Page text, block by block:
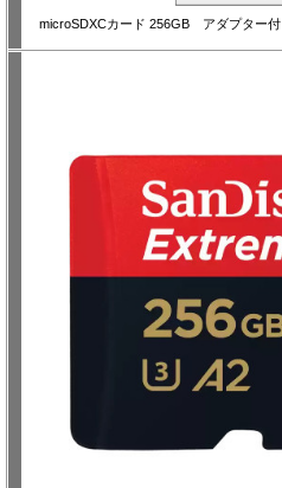
microSDXCカード 256GB アダプター付